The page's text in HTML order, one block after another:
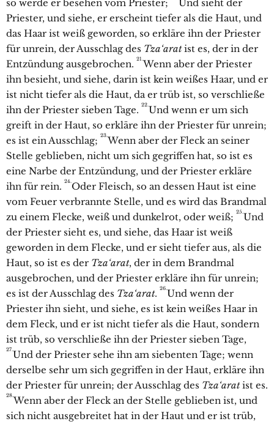
so werde er besehen vom Priester;
Und sieht der
Priester, und siehe, er erscheint tiefer als die Haut, und
das Haar ist weiß geworden, so erkläre ihn der Priester
für unrein, der Ausschlag des Tza‘aratist es, der in der
Entzündung ausgebrochen. 21.Wenn aber der Priester
ihn besieht, und siehe, darin ist kein weißes Haar, und er
ist nicht tiefer als die Haut, da er trüb ist, so verschließe
ihn der Priester sieben Tage. 22.Und wenn er um sich
greift in der Haut, so erkläre ihn der Priester für unrein;
es ist ein Ausschlag; 23.Wenn aber der Fleck an seiner
Stelle geblieben, nicht um sich gegriffen hat, so ist es
eine Narbe der Entzündung, und der Priester erkläre
ihn für rein. 24.Oder Fleisch, so an dessen Haut ist eine
vom Feuer verbrannte Stelle, und es wird das Brandmal
zu einem Flecke, weiß und dunkelrot, oder weiß; 25.Und
der Priester sieht es, und siehe, das Haar ist weiß
geworden in dem Flecke, und er sieht tiefer aus, als die
Haut, so ist es der Tza‘arat, der in dem Brandmal
ausgebrochen, und der Priester erkläre ihn für unrein;
es ist der Ausschlag des Tza‘arat. 26.Und wenn der
Priester ihn sieht, und siehe, es ist kein weißes Haar in
dem Fleck, und er ist nicht tiefer als die Haut, sondern
ist trüb, so verschließe ihn der Priester sieben Tage,
27.Und der Priester sehe ihn am siebenten Tage; wenn
derselbe sehr um sich gegriffen in der Haut, erkläre ihn
der Priester für unrein; der Ausschlag des Tza‘aratist es.
28.Wenn aber der Fleck an der Stelle geblieben ist, und
sich nicht ausgebreitet hat in der Haut und er ist trüb,